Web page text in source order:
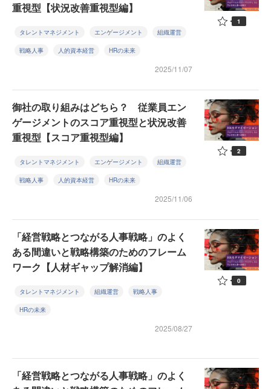
重視型【状況改善重視型編】
タレントマネジメント エンゲージメント 組織運営
戦略人事 人的資本経営 HRの未来
2025/11/07
1
御社の取り組みはどちら？ 従業員エン
ゲージメントのスコア重視型と状況改善
重視型【スコア重視型編】
タレントマネジメント エンゲージメント 組織運営
戦略人事 人的資本経営 HRの未来
2025/11/06
2
「経営戦略とつながる人事戦略」のよく
ある間違いと戦略構築のためのフレーム
ワーク【人材ギャップ解消編】
タレントマネジメント 組織運営 戦略人事
HRの未来
2025/08/27
0
「経営戦略とつながる人事戦略」のよく